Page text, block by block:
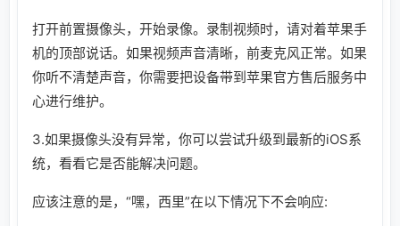
打开前置摄像头，开始录像。录制视频时，请对着苹果手
机的顶部说话。如果视频声音清晰，前麦克风正常。如果
你听不清楚声音，你需要把设备带到苹果官方售后服务中
心进行维护。
3.如果摄像头没有异常，你可以尝试升级到最新的iOS系
统，看看它是否能解决问题。
应该注意的是，“嘿，西里”在以下情况下不会响应: